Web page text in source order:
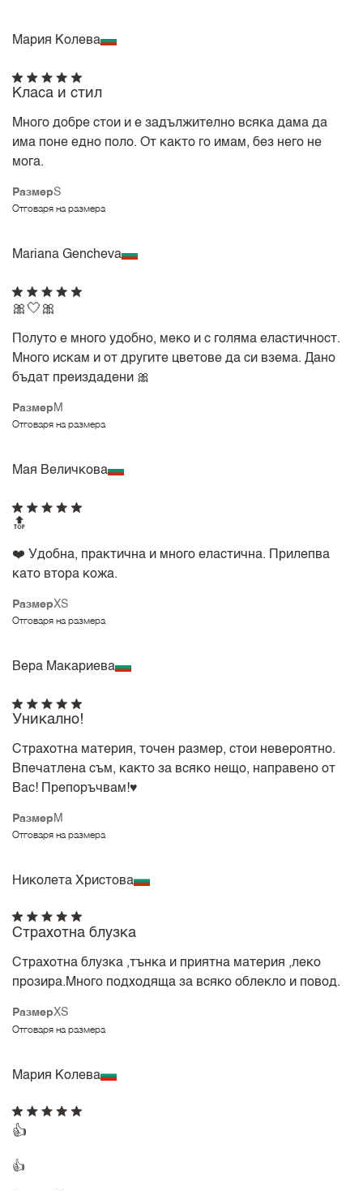
Мария Колева
РазмерS
Отговаря на размера
Класа и стил
Много добре стои и е задължително всяка дама да
има поне едно поло. От както го имам, без него не
мога.
Mariana Gencheva
Размер M
Отговаря на размера
🎀🤍🎀
Полуто е много удобно, меко и с голяма еластичност.
Много искам и от другите цветове да си взема. Дано
бъдат преиздадени 🎀
Мая Величкова
РазмерXS
Отговаря на размера
🔝
❤️ Удобна, практична и много еластична. Прилепва
като втора кожа.
Вера Макариева
Размер M
Отговаря на размера
Уникално!
Страхотна материя, точен размер, стои невероятно.
Впечатлена съм, както за всяко нещо, направено от
Вас! Препоръчвам!♥️
Николета Христова
РазмерXS
Отговаря на размера
Страхотна блузка
Страхотна блузка ,тънка и приятна материя ,леко
прозира.Много подходяща за всяко облекло и повод.
Мария Колева
👍
👍